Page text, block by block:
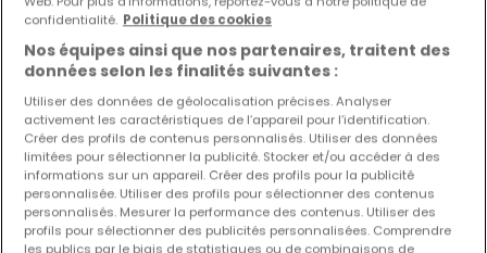
Maisons 6 chambres à proximité de
Gilzem (DE)
Maisons 6 chambres Echternach
Maisons 6 chambres Ralingen
Maisons par nombre de chambres
1 chambre
confidentialité. Politique des cookies
Nos équipes ainsi que nos partenaires, traitent des
données selon les finalités suivantes :
Utiliser des données de géolocalisation précises. Analyser
activement les caractéristiques de l’appareil pour l’identification.
Créer des profils de contenus personnalisés. Utiliser des données
limitées pour sélectionner la publicité. Stocker et/ou accéder à des
informations sur un appareil. Créer des profils pour la publicité
personnalisée. Utiliser des profils pour sélectionner des contenus
personnalisés. Mesurer la performance des contenus. Utiliser des
profils pour sélectionner des publicités personnalisées. Comprendre
les publics par le biais de statistiques ou de combinaisons de